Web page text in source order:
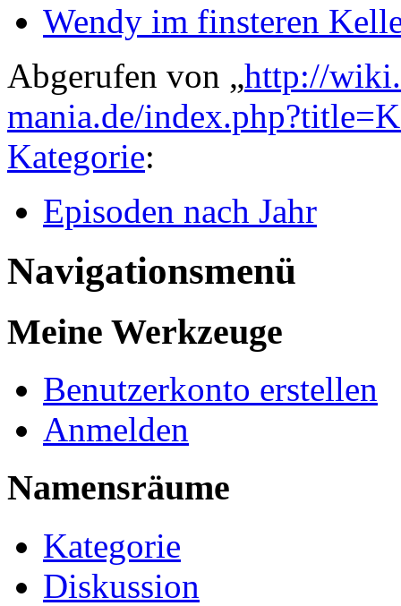
Wendy im finsteren
Abgerufen von „http://
mania.de/
Kategorie:
Episoden nach Jahr
Navigationsmenü
Meine Werkzeuge
Benutzerkonto erstellen
Anmelden
Namensräume
Kategorie
Diskussion